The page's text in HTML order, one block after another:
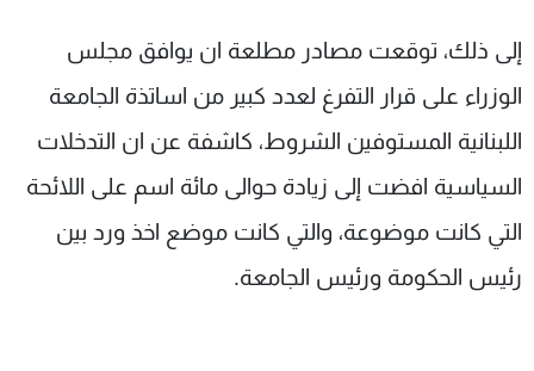
إلى ذلك، توقعت مصادر مطلعة ان يوافق مجلس
الوزراء على قرار التفرغ لعدد كبير من اساتذة الجامعة
اللبنانية المستوفين الشروط، كاشفة عن ان التدخلات
السياسية افضت إلى زيادة حوالى مائة اسم على اللائحة
التي كانت موضوعة، والتي كانت موضع اخذ ورد بين
رئيس الحكومة ورئيس الجامعة.